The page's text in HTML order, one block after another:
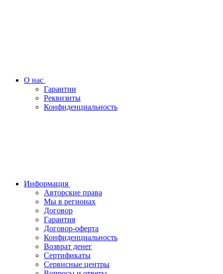
О нас
Гарантии
Реквизиты
Конфиденциальность
Информация
Авторские права
Мы в регионах
Договор
Гарантия
Договор-оферта
Конфиденциальность
Возврат денег
Сертификаты
Сервисные центры